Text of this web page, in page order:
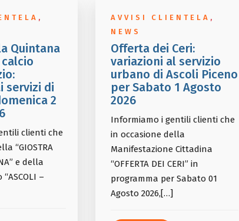
,
Quintana
servizi di
2
clienti che
“GIOSTRA
e della
–
AVVISI CLIENTELA ,
NEWS
Offerta dei Ceri:
variazioni al servizio
urbano di Ascoli Piceno
per Sabato 1 Agosto
2026
Informiamo i gentili clienti che
in occasione della
Manifestazione Cittadina
“OFFERTA DEI CERI” in
programma per Sabato 01
Agosto 2026,[…]